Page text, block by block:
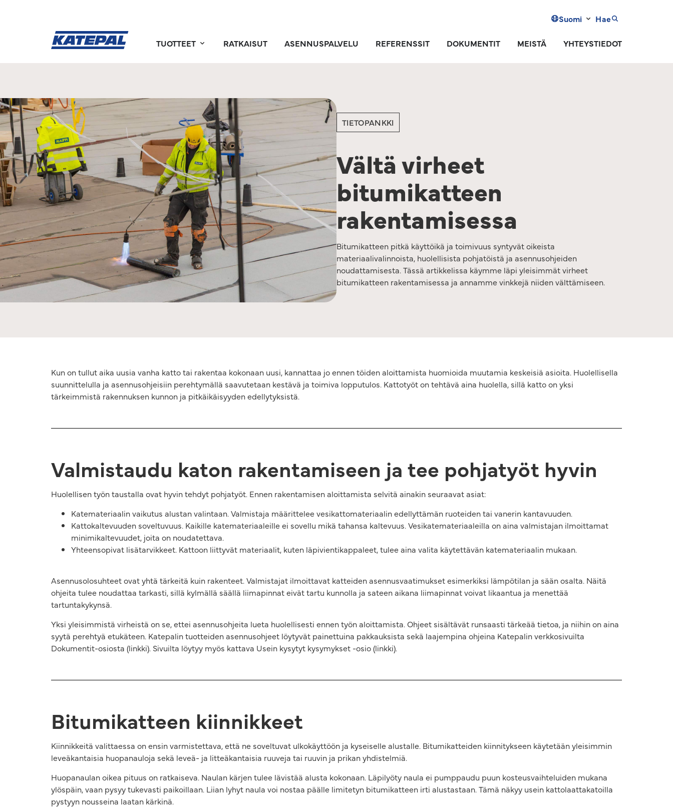
Suomi Hae
TUOTTEET RATKAISUT ASENNUSPALVELU REFERENSSIT DOKUMENTIT MEISTÄ YHTEYSTIEDOT
TIETOPANKKI
Vältä virheet
bitumikatteen
rakentamisessa
Bitumikatteen pitkä käyttöikä ja toimivuus syntyvät oikeista
materiaalivalinnoista, huolellisista pohjatöistä ja asennusohjeiden
noudattamisesta. Tässä artikkelissa käymme läpi yleisimmät virheet
bitumikatteen rakentamisessa ja annamme vinkkejä niiden välttämiseen.
Kun on tullut aika uusia vanha katto tai rakentaa kokonaan uusi, kannattaa jo ennen töiden aloittamista huomioida muutamia keskeisiä asioita. Huolellisella
suunnittelulla ja asennusohjeisiin perehtymällä saavutetaan kestävä ja toimiva lopputulos. Kattotyöt on tehtävä aina huolella, sillä katto on yksi
tärkeimmistä rakennuksen kunnon ja pitkäikäisyyden edellytyksistä.
Valmistaudu katon rakentamiseen ja tee pohjatyöt hyvin
Huolellisen työn taustalla ovat hyvin tehdyt pohjatyöt. Ennen rakentamisen aloittamista selvitä ainakin seuraavat asiat:
Katemateriaalin vaikutus alustan valintaan. Valmistaja määrittelee vesikattomateriaalin edellyttämän ruoteiden tai vanerin kantavuuden.
Kattokaltevuuden soveltuvuus. Kaikille katemateriaaleille ei sovellu mikä tahansa kaltevuus. Vesikatemateriaaleilla on aina valmistajan ilmoittamat
minimikaltevuudet, joita on noudatettava.
Yhteensopivat lisätarvikkeet. Kattoon liittyvät materiaalit, kuten läpivientikappaleet, tulee aina valita käytettävän katemateriaalin mukaan.
Asennusolosuhteet ovat yhtä tärkeitä kuin rakenteet. Valmistajat ilmoittavat katteiden asennusvaatimukset esimerkiksi lämpötilan ja sään osalta. Näitä
ohjeita tulee noudattaa tarkasti, sillä kylmällä säällä liimapinnat eivät tartu kunnolla ja sateen aikana liimapinnat voivat likaantua ja menettää
tartuntakykynsä.
Yksi yleisimmistä virheistä on se, ettei asennusohjeita lueta huolellisesti ennen työn aloittamista. Ohjeet sisältävät runsaasti tärkeää tietoa, ja niihin on aina
syytä perehtyä etukäteen. Katepalin tuotteiden asennusohjeet löytyvät painettuina pakkauksista sekä laajempina ohjeina Katepalin verkkosivuilta
Dokumentit-osiosta (linkki). Sivuilta löytyy myös kattava Usein kysytyt kysymykset -osio (linkki).
Bitumikatteen kiinnikkeet
Kiinnikkeitä valittaessa on ensin varmistettava, että ne soveltuvat ulkokäyttöön ja kyseiselle alustalle. Bitumikatteiden kiinnitykseen käytetään yleisimmin
leveäkantaisia huopanauloja sekä leveä- ja litteäkantaisia ruuveja tai ruuvin ja prikan yhdistelmiä.
Huopanaulan oikea pituus on ratkaiseva. Naulan kärjen tulee lävistää alusta kokonaan. Läpilyöty naula ei pumppaudu puun kosteusvaihteluiden mukana
ylöspäin, vaan pysyy tukevasti paikoillaan. Liian lyhyt naula voi nostaa päälle limitetyn bitumikatteen irti alustastaan. Tämä näkyy usein kattolaattakatoilla
pystyyn nousseina laatan kärkinä.